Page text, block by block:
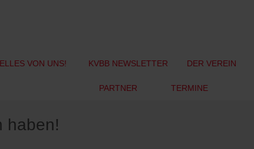
VON UNS! KVBB NEWSLETTER DER VEREIN
PARTNER TERMINE
haben!